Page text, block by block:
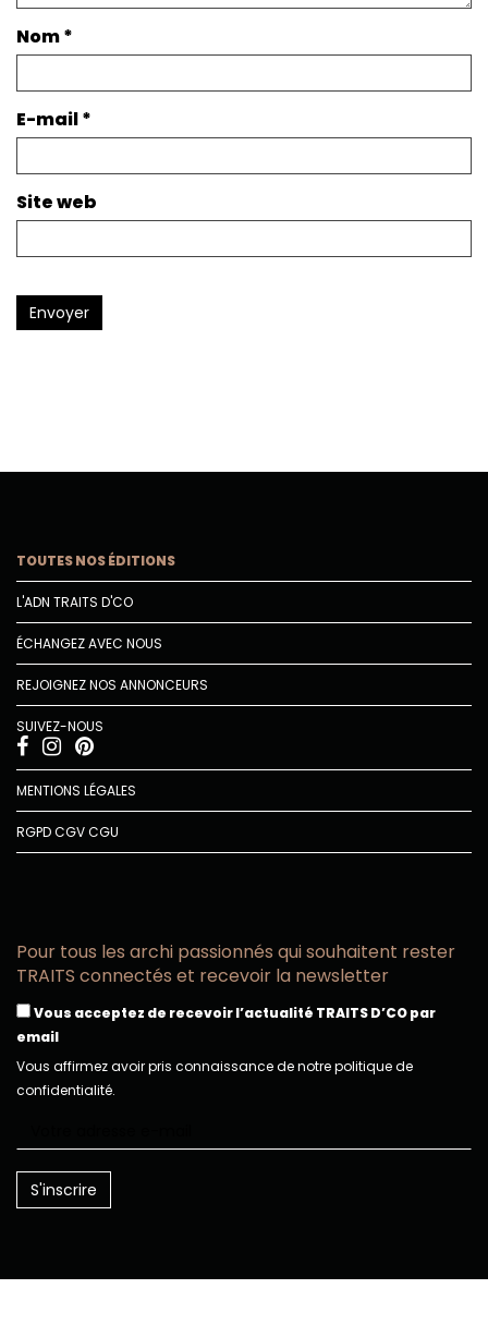
Nom*
E-mail*
Site web
Envoyer
TOUTES NOS ÉDITIONS
L'ADN TRAITS D'CO
ÉCHANGEZ AVEC NOUS
REJOIGNEZ NOS ANNONCEURS
SUIVEZ-NOUS
MENTIONS LÉGALES
RGPDCGVCGU
Pour tous les archi passionnés qui souhaitent rester
TRAITS connectés et recevoir la newsletter
Vous acceptez de recevoir l’actualité TRAITS D’CO par
email
Vous affirmez avoir pris connaissance de notre politique de
confidentialité.